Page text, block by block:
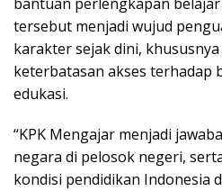
tersebut menjadi wujud
karakter sejak dini,
keterbatasan akses terhadap
edukasi.
“KPK Mengajar menjadi
negara di pelosok negeri,
kondisi pendidikan Indonesia